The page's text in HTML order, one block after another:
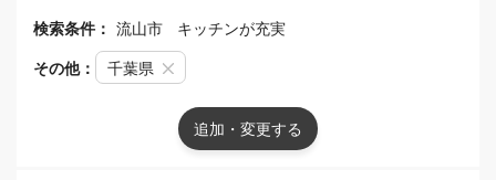
検索条件： 流山市 キッチンが充実
その他： 千葉県
追加・変更する